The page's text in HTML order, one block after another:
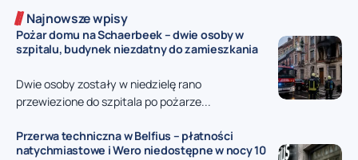
Najnowsze wpisy
Pożar domu na Schaerbeek – dwie osoby w
szpitalu, budynek niezdatny do zamieszkania
Dwie osoby zostały w niedzielę rano
przewiezione do szpitala po pożarze...
Przerwa techniczna w Belfius – płatności
natychmiastowe i Wero niedostępne w nocy 10